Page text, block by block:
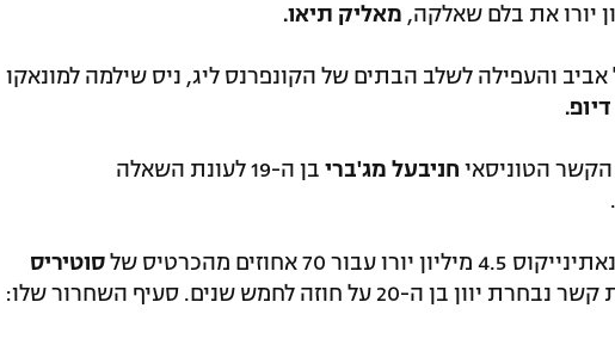
מאליק תיאו.
והעפילה לשלב הבתים של הקונפרנס ליג, ניס שילמה למונאקו
הטוניסאי חניבעל מג'ברי
בן ה-19 לעונת השאלה
70 אחוזים מהכרטיס של
סוטיריס
והחתימה את קשר נבחרת יוון בן ה-20 על חוזה לחמש שנים. סעיף השחרור שלו: